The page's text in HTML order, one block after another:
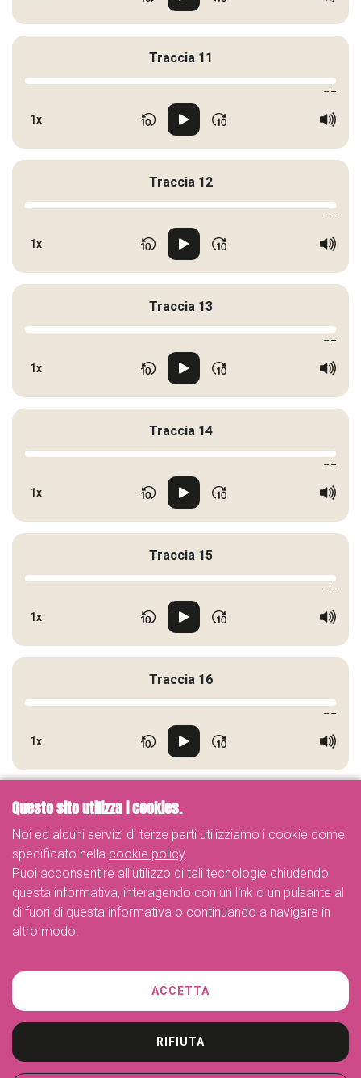
Traccia 11
--:--
1x
Traccia 12
--:--
1x
Traccia 13
--:--
1x
Traccia 14
--:--
1x
Traccia 15
--:--
1x
Traccia 16
--:--
1x
Telefono
Indirizzo
Piazza dei Daini 4, Milano
e-mail
info@myliberty.it
Questo sito utilizza i cookies.
Noi ed alcuni servizi di terze parti utilizziamo i cookie come
specificato nella cookie policy.
Puoi acconsentire all’utilizzo di tali tecnologie chiudendo
questa informativa, interagendo con un link o un pulsante al
di fuori di questa informativa o continuando a navigare in
altro modo.
ACCETTA
RIFIUTA